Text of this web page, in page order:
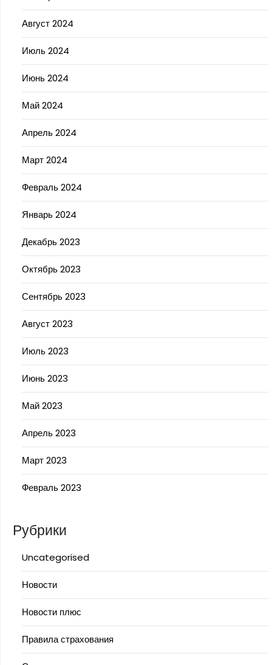
Август 2024
Июль 2024
Июнь 2024
Май 2024
Апрель 2024
Март 2024
Февраль 2024
Январь 2024
Декабрь 2023
Октябрь 2023
Сентябрь 2023
Август 2023
Июль 2023
Июнь 2023
Май 2023
Апрель 2023
Март 2023
Февраль 2023
Рубрики
Uncategorised
Новости
Новости плюс
Правила страхования